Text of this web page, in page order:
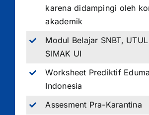
karena didampingi oleh
akademik
Modul Belajar SNBT,
SIMAK UI
Worksheet Prediktif
Indonesia
Assesment Pra-Karantina